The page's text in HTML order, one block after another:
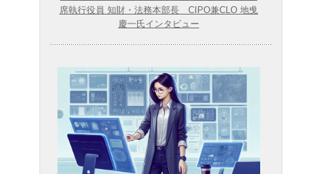
席執行役員 知財・法務本部長 CIPO兼CLO 地曵
慶一氏インタビュー